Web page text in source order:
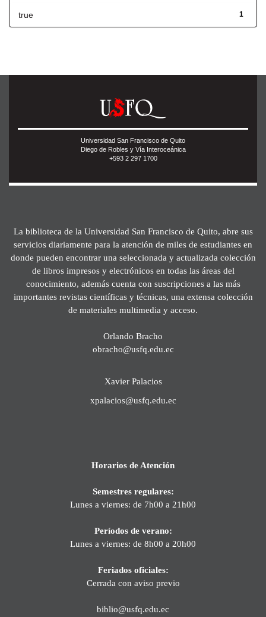
1
true
Universidad San Francisco de Quito
Diego de Robles y Vía Interoceánica
+593 2 297 1700
La biblioteca de la Universidad San Francisco de Quito, abre sus
servicios diariamente para la atención de miles de estudiantes en
donde pueden encontrar una seleccionada y actualizada colección
de libros impresos y electrónicos en todas las áreas del
conocimiento, además cuenta con suscripciones a las más
importantes revistas científicas y técnicas, una extensa colección
de materiales multimedia y acceso.
Orlando Bracho
obracho@usfq.edu.ec
Xavier Palacios
xpalacios@usfq.edu.ec
Horarios de Atención
Semestres regulares:
Lunes a viernes: de 7h00 a 21h00
Períodos de verano:
Lunes a viernes: de 8h00 a 20h00
Feriados oficiales:
Cerrada con aviso previo
biblio@usfq.edu.ec